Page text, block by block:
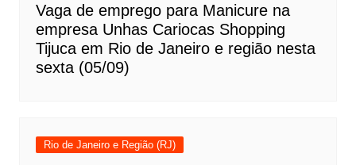
Vaga de emprego para Manicure na
empresa Unhas Cariocas Shopping
Tijuca em Rio de Janeiro e região nesta
sexta (05/09)
Rio de Janeiro e Região (RJ)